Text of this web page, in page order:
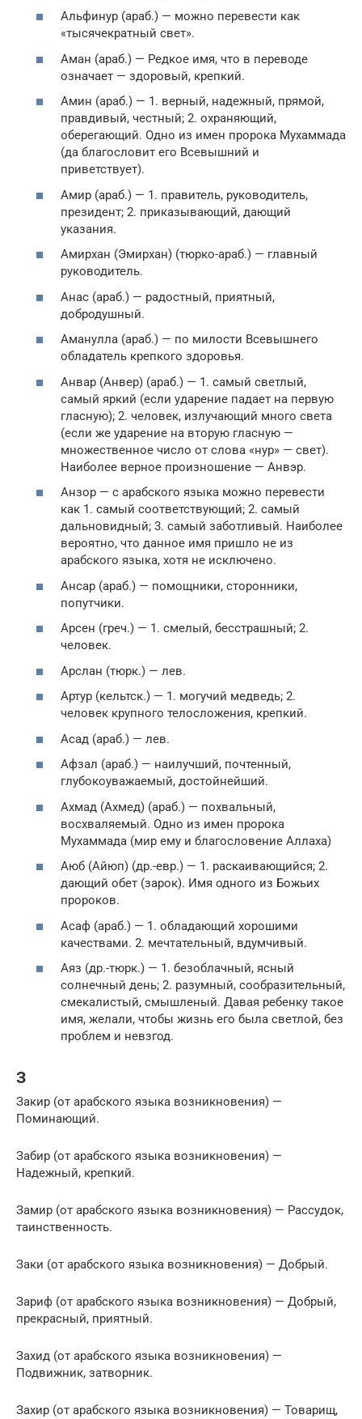
Альфинур (араб.) — можно перевести как
«тысячекратный свет».
Аман (араб.) — Редкое имя, что в переводе
означает — здоровый, крепкий.
Амин (араб.) — 1. верный, надежный, прямой,
правдивый, честный; 2. охраняющий,
оберегающий. Одно из имен пророка Мухаммада
(да благословит его Всевышний и
приветствует).
Амир (араб.) — 1. правитель, руководитель,
президент; 2. приказывающий, дающий
указания.
Амирхан (Эмирхан) (тюрко-араб.) — главный
руководитель.
Анас (араб.) — радостный, приятный,
добродушный.
Аманулла (араб.) — по милости Всевышнего
обладатель крепкого здоровья.
Анвар (Анвер) (араб.) — 1. самый светлый,
самый яркий (если ударение падает на первую
гласную); 2. человек, излучающий много света
(если же ударение на вторую гласную —
множественное число от слова «нур» — свет).
Наиболее верное произношение — Анвэр.
Анзор — с арабского языка можно перевести
как 1. самый соответствующий; 2. самый
дальновидный; 3. самый заботливый. Наиболее
вероятно, что данное имя пришло не из
арабского языка, хотя не исключено.
Ансар (араб.) — помощники, сторонники,
попутчики.
Арсен (греч.) — 1. смелый, бесстрашный; 2.
человек.
Арслан (тюрк.) — лев.
Артур (кельтск.) — 1. могучий медведь; 2.
человек крупного телосложения, крепкий.
Асад (араб.) — лев.
Афзал (араб.) — наилучший, почтенный,
глубокоуважаемый, достойнейший.
Ахмад (Ахмед) (араб.) — похвальный,
восхваляемый. Одно из имен пророка
Мухаммада (мир ему и благословение Аллаха)
Аюб (Айюп) (др.-евр.) — 1. раскаивающийся; 2.
дающий обет (зарок). Имя одного из Божьих
пророков.
Асаф (араб.) — 1. обладающий хорошими
качествами. 2. мечтательный, вдумчивый.
Аяз (др.-тюрк.) — 1. безоблачный, ясный
солнечный день; 2. разумный, сообразительный,
смекалистый, смышленый. Давая ребенку такое
имя, желали, чтобы жизнь его была светлой, без
проблем и невзгод.
З
Закир (от арабского языка возникновения) —
Поминающий.
Забир (от арабского языка возникновения) —
Надежный, крепкий.
Замир (от арабского языка возникновения) — Рассудок,
таинственность.
Заки (от арабского языка возникновения) — Добрый.
Зариф (от арабского языка возникновения) — Добрый,
прекрасный, приятный.
Захид (от арабского языка возникновения) —
Подвижник, затворник.
Захир (от арабского языка возникновения) — Товарищ,